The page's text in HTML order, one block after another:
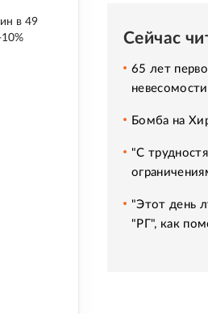
Сейчас
65 лет
невесомости
Бомба на
"С
"Этот день
"РГ", как
в 49